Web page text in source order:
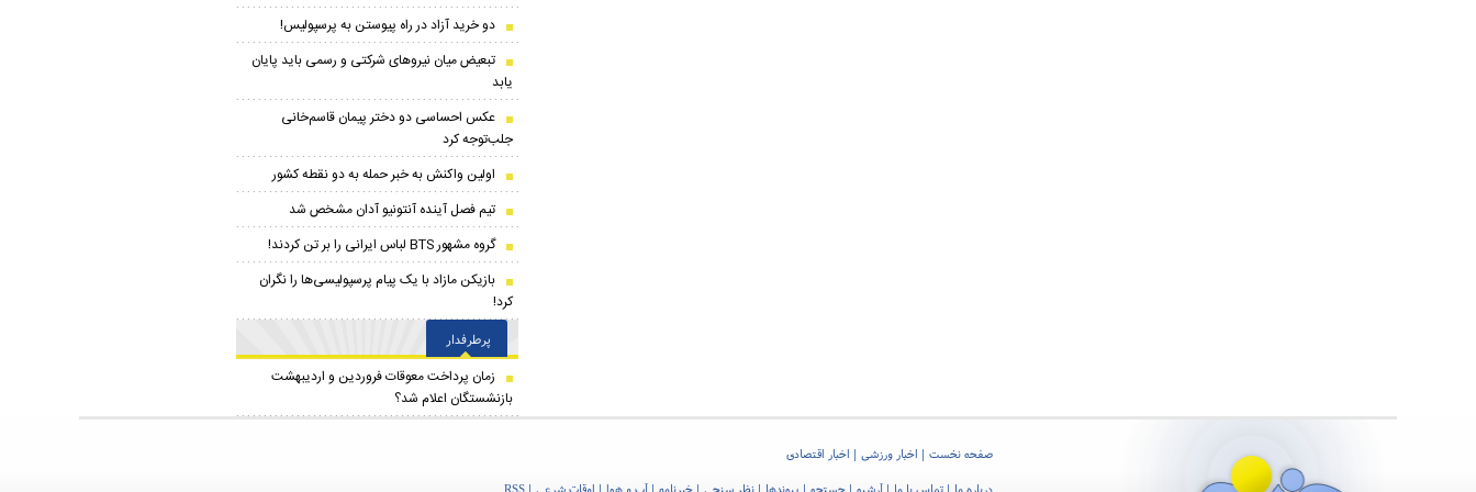
دو خرید آزاد در راه پیوستن به پرسپولیس!
تبعیض میان نیروهای شرکتی و رسمی باید پایان
یابد
عکس احساسی دو دختر پیمان‌ قاسم‌خانی
جلب‌توجه کرد
اولین واکنش به خبر حمله به دو نقطه کشور
تیم فصل آینده آنتونیو آدان مشخص شد
گروه مشهور BTS لباس ایرانی را بر تن کردند!
بازیکن مازاد با یک پیام پرسپولیسی‌ها را نگران
کرد!
پرطرفدار
زمان پرداخت معوقات فروردین و اردیبهشت
بازنشستگان اعلام شد؟
صفحه نخست اخبار ورزشی
اخبار اقتصادی